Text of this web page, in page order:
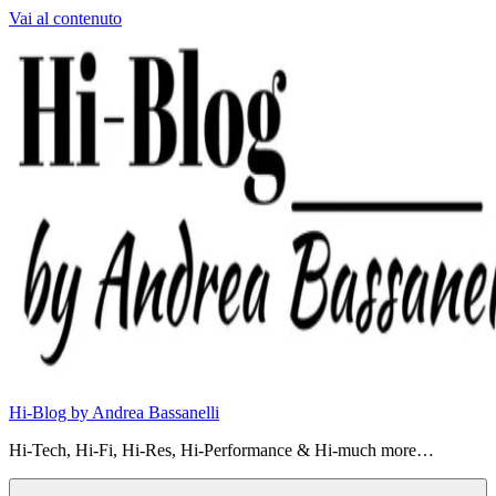
Vai al contenuto
Hi-Blog by Andrea Bassanelli
Hi-Tech, Hi-Fi, Hi-Res, Hi-Performance & Hi-much more…